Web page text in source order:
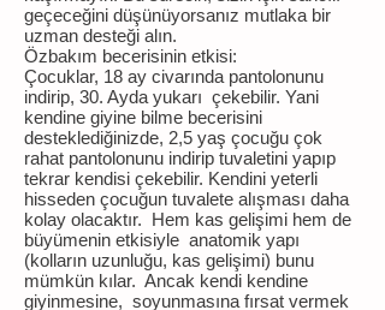
geçeceğini düşünüyorsanız mutlaka bir
uzman desteği alın.
Özbakım becerisinin etkisi:
Çocuklar, 18 ay civarında pantolonunu
indirip, 30. Ayda yukarı çekebilir. Yani
kendine giyine bilme becerisini
desteklediğinizde, 2,5 yaş çocuğu çok
rahat pantolonunu indirip tuvaletini yapıp
tekrar kendisi çekebilir. Kendini yeterli
hisseden çocuğun tuvalete alışması daha
kolay olacaktır. Hem kas gelişimi hem de
büyümenin etkisiyle anatomik yapı
(kolların uzunluğu, kas gelişimi) bunu
mümkün kılar. Ancak kendi kendine
giyinmesine, soyunmasına fırsat vermek